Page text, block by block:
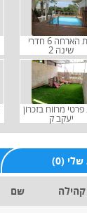
בית הארחה 6 חדרי
שינה 2
מרווח בזכרון
יעקב ק
שלי
קהילה שם